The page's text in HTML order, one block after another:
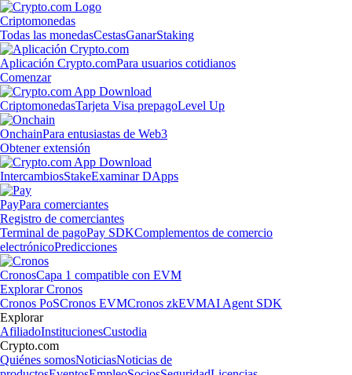
Criptomonedas
Todas las monedasCestasGanarStaking
Aplicación Crypto.comPara usuarios cotidianos
Comenzar
CriptomonedasTarjeta Visa prepagoLevel Up
OnchainPara entusiastas de Web3
Obtener extensión
IntercambiosStakeExaminar DApps
PayPara comerciantes
Registro de comerciantes
Terminal de pagoPay SDKComplementos de comercio
electrónicoPredicciones
CronosCapa 1 compatible con EVM
Explorar Cronos
Cronos PoSCronos EVMCronos zkEVMAI Agent SDK
Explorar
AfiliadoInstitucionesCustodia
Crypto.com
Quiénes somosNoticiasNoticias de